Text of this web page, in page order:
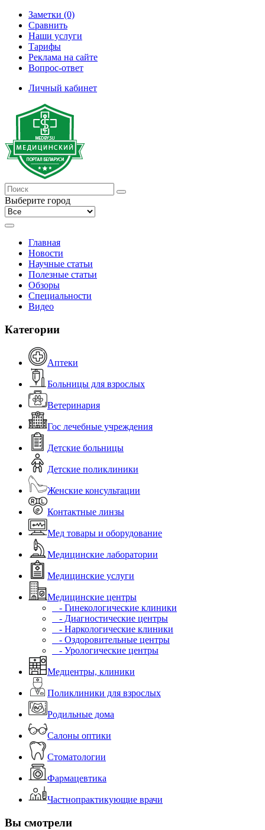
Заметки (0)
Сравнить
Наши услуги
Тарифы
Реклама на сайте
Вопрос-ответ
Личный кабинет
Выберите город
Главная
Новости
Научные статьи
Полезные статьи
Обзоры
Специальности
Видео
Категории
Аптеки
Больницы для взрослых
Ветеринария
Гос лечебные учреждения
Детские больницы
Детские поликлиники
Женские консультации
Контактные линзы
Мед товары и оборудование
Медицинские лаборатории
Медицинские услуги
Медицинские центры
- Гинекологические клиники
- Диагностические центры
- Наркологические клиники
- Оздоровительные центры
- Урологические центры
Медцентры, клиники
Поликлиники для взрослых
Родильные дома
Салоны оптики
Стоматологии
Фармацевтика
Частнопрактикующие врачи
Вы смотрели